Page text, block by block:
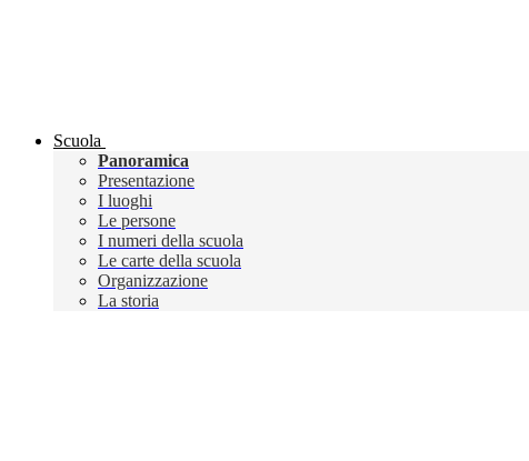
Scuola
Panoramica
Presentazione
I luoghi
Le persone
I numeri della scuola
Le carte della scuola
Organizzazione
La storia